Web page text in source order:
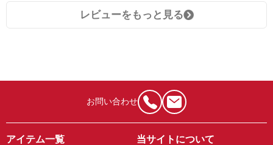
レビューをもっと見る
お問い合わせ
アイテム一覧 当サイトについて